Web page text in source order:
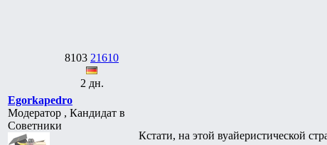
8103 21610
2 дн.
Egorkapedro
Модератор , Кандидат в
Советники
Кстати, на этой вуайеристической